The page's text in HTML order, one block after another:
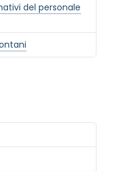
del personale